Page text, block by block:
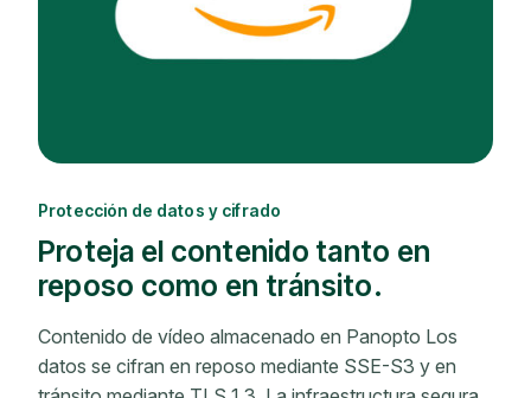
Protección de datos y cifrado
Proteja el contenido tanto en
reposo como en tránsito.
Contenido de vídeo almacenado en Panopto Los
datos se cifran en reposo mediante SSE-S3 y en